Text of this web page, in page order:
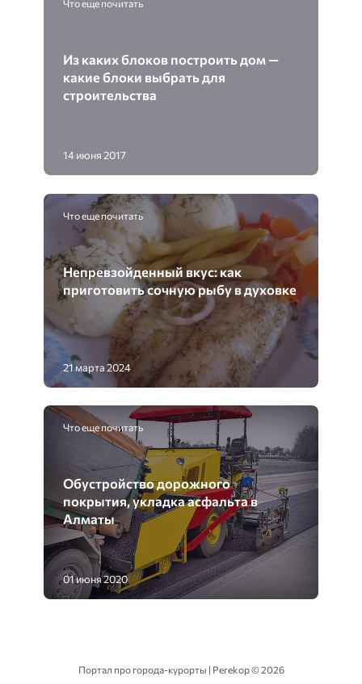
Что еще почитать
Из каких блоков построить дом —
какие блоки выбрать для
строительства
14 июня 2017
Что еще почитать
Непревзойденный вкус: как
приготовить сочную рыбу в духовке
21 марта 2024
Что еще почитать
Обустройство дорожного
покрытия, укладка асфальта в
Алматы
01 июня 2020
Портал про города-курорты | Perekop ©2026